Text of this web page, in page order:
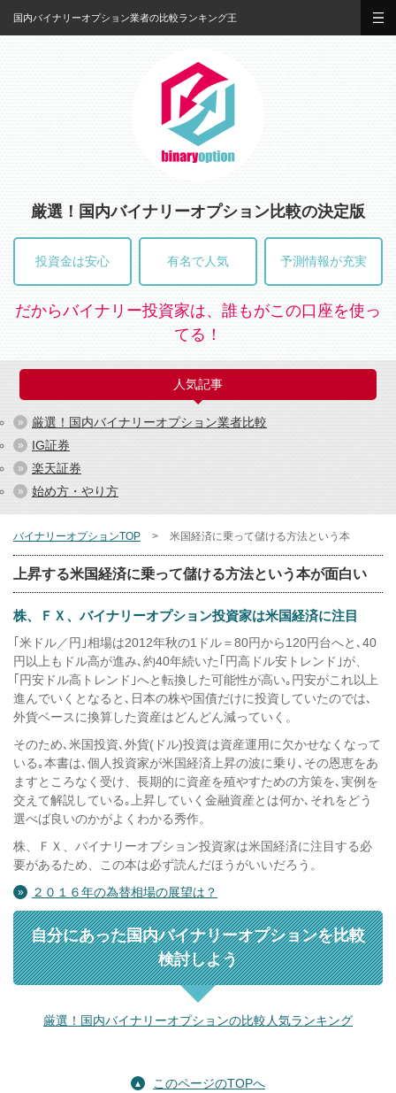
国内バイナリーオプション業者の比較ランキング王
厳選！国内バイナリーオプション比較の決定版
投資金は安心 有名で人気 予測情報が充実
だからバイナリー投資家は、誰もがこの口座を使っ
てる！
人気記事
厳選！国内バイナリーオプション業者比較
IG証券
楽天証券
始め方・やり方
バイナリーオプションTOP 米国経済に乗って儲ける方法という本
上昇する米国経済に乗って儲ける方法という本が面白い
株、ＦＸ、バイナリーオプション投資家は米国経済に注目
｢米ドル／円｣相場は2012年秋の1ドル＝80円から120円台へと､40
円以上もドル高が進み､約40年続いた｢円高ドル安トレンド｣が、
｢円安ドル高トレンド｣へと転換した可能性が高い｡円安がこれ以上
進んでいくとなると､日本の株や国債だけに投資していたのでは､
外貨ベースに換算した資産はどんどん減っていく。
そのため､米国投資､外貨(ドル)投資は資産運用に欠かせなくなって
いる｡本書は､個人投資家が米国経済上昇の波に乗り､その恩恵をあ
ますところなく受け、長期的に資産を殖やすための方策を､実例を
交えて解説している｡上昇していく金融資産とは何か､それをどう
選べば良いのかがよくわかる秀作。
株、ＦＸ、バイナリーオプション投資家は米国経済に注目する必
要があるため、この本は必ず読んだほうがいいだろう。
２０１６年の為替相場の展望は？
自分にあった国内バイナリーオプションを比較
検討しよう
厳選！国内バイナリーオプションの比較人気ランキング
このページのTOPへ